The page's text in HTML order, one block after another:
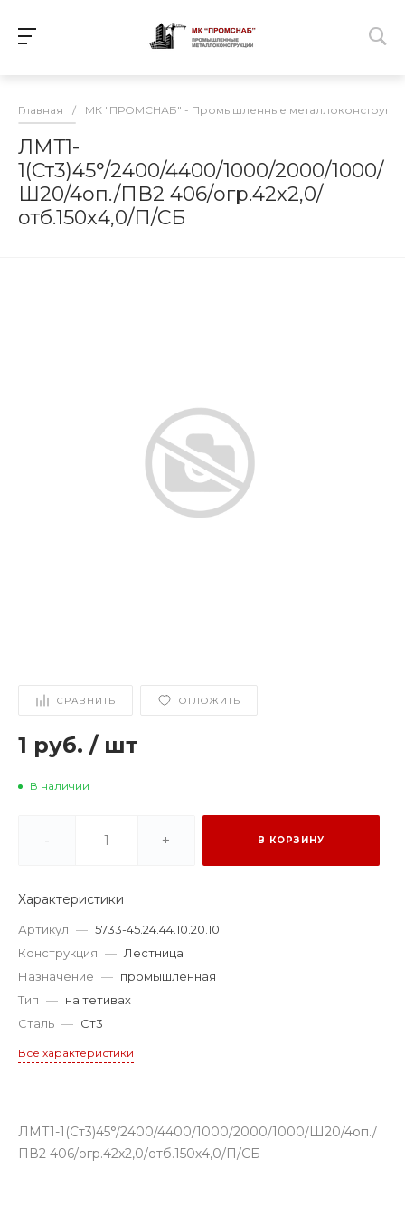
Главная / МК "ПРОМСНАБ" - Промышленные
ЛМТ1-
1(Ст3)45°/2400/4400/1000/2000/1000/
Ш20/4оп./ПВ2 406/огр.42х2,0/
отб.150х4,0/П/СБ
СРАВНИТЬ ОТЛОЖИТЬ
1 руб. / шт
В наличии
- + В КОРЗИНУ
Характеристики
Артикул — 5733-45.24.44.10.20.10
Конструкция — Лестница
Назначение — промышленная
Тип — на тетивах
Сталь — Ст3
Все характеристики
ЛМТ1-1(Ст3)45°/2400/4400/1000/2000/1000/Ш20/4оп./
ПВ2 406/огр.42х2,0/отб.150х4,0/П/СБ